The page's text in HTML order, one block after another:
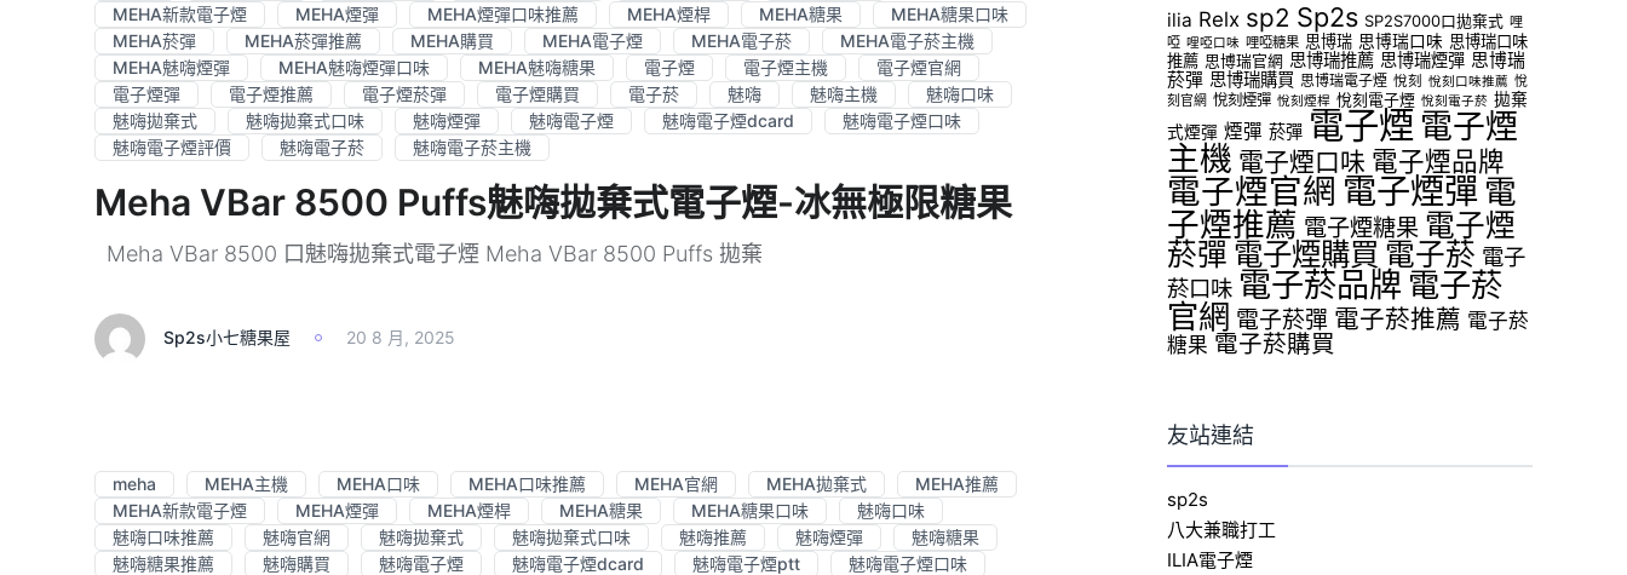
MEHA新款電子煙
MEHA煙彈 MEHA煙彈口味推薦 MEHA煙桿 MEHA糖果
MEHA糖果口味
MEHA菸彈
MEHA菸彈推薦 MEHA購買 MEHA電子煙 MEHA電子菸
MEHA電子菸主機
MEHA魅嗨煙彈
MEHA魅嗨煙彈口味 MEHA魅嗨糖果 電子煙 電子煙主機
電子煙官網
電子煙彈
電子煙推薦 電子煙菸彈 電子煙購買 電子菸 魅嗨 魅嗨主機
魅嗨口味
魅嗨拋棄式
魅嗨拋棄式口味 魅嗨煙彈 魅嗨電子煙 魅嗨電子煙dcard
魅嗨電子煙口味
魅嗨電子煙評價
魅嗨電子菸 魅嗨電子菸主機
Meha VBar 8500 Puffs魅嗨拋棄式電子煙-冰無極限糖果
Meha VBar 8500 口魅嗨拋棄式電子煙 Meha VBar 8500 Puffs 拋棄
Sp2s小七糖果屋 20 8 月, 2025
meha MEHA主機 MEHA口味 MEHA口味推薦 MEHA官網 MEHA拋棄式
MEHA推薦
MEHA新款電子煙
MEHA煙彈 MEHA煙桿 MEHA糖果 MEHA糖果口味
魅嗨口味
魅嗨口味推薦
魅嗨官網 魅嗨拋棄式 魅嗨拋棄式口味 魅嗨推薦 魅嗨煙彈
魅嗨糖果
魅嗨糖果推薦
魅嗨購買 魅嗨電子煙 魅嗨電子煙dcard 魅嗨電子煙ptt
魅嗨電子煙口味
ilia Relx sp2 Sp2s SP2S7000口拋棄式 哩
啞 哩啞口味 哩啞糖果 思博瑞 思博瑞口味 思博瑞口味
推薦 思博瑞官網 思博瑞推薦 思博瑞煙彈 思博瑞
菸彈 思博瑞購買 思博瑞電子煙 悅刻 悅刻口味推薦 悅
刻官網 悅刻煙彈 悅刻煙桿 悅刻電子煙 悅刻電子菸 拋棄
式煙彈 煙彈 菸彈 電子煙 電子煙
主機 電子煙口味 電子煙品牌
電子煙官網 電子煙彈 電
子煙推薦 電子煙糖果 電子煙
菸彈 電子煙購買 電子菸 電子
菸口味 電子菸品牌 電子菸
官網 電子菸彈 電子菸推薦 電子菸
糖果 電子菸購買
友站連結
sp2s
八大兼職打工
ILIA電子煙